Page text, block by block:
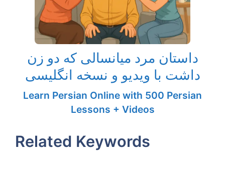
داستان مرد میانسالی که دو زن
داشت با ویدیو و نسخه انگلیسی
Learn Persian Online with 500 Persian
Lessons + Videos
Related Keywords